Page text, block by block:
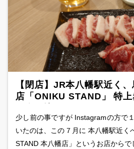
【閉店】JR本八幡駅近く
店「ONIKU STAND」 特
少し前の事ですが Instagramの方で
いたのは、この７月に 本八幡駅近く
STAND 本八幡店」というお店から